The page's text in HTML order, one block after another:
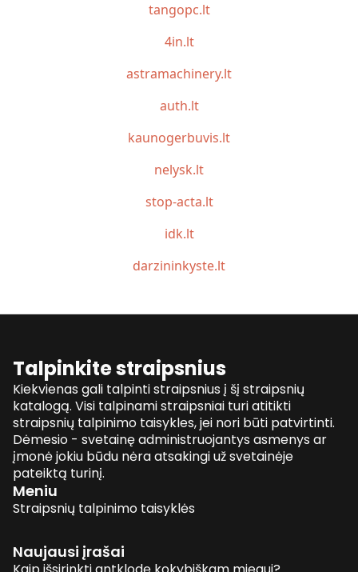
tangopc.lt
4in.lt
astramachinery.lt
auth.lt
kaunogerbuvis.lt
nelysk.lt
stop-acta.lt
idk.lt
darzininkyste.lt
Talpinkite straipsnius
Kiekvienas gali talpinti straipsnius į šį straipsnių
katalogą. Visi talpinami straipsniai turi atitikti
straipsnių talpinimo taisykles, jei nori būti patvirtinti.
Dėmesio - svetainę administruojantys asmenys ar
įmonė jokiu būdu nėra atsakingi už svetainėje
pateiktą turinį.
Meniu
Straipsnių talpinimo taisyklės
Naujausi įrašai